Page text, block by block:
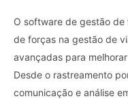
O software de gestão
de forças na gestão de
avançadas para
Desde o rastreamento
comunicação e análise